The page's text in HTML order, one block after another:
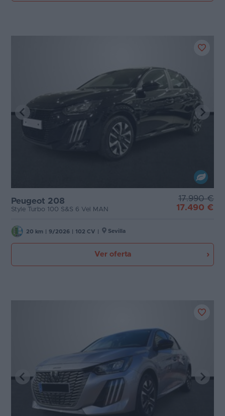
Peugeot 208
Style Turbo 100 S&S 6 Vel MAN
17.990 €
17.490 €
20 km 9/2026 102 CV Sevilla
Ver oferta